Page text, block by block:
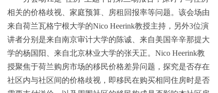
相关的价格歧视、家庭预算、房租回报率等问题。该会场由
来自荷兰瓦格宁根大学的Nico Heerink教授主持，另外3位演
讲者分别是来自南京审计大学的陈诚、来自美国辛辛那提大
学的杨国阳、来自北京林业大学的张天正。Nico Heerink教
授聚焦于荷兰购房市场的移民价格差异问题，探究是否存在
社区内与社区间的价格歧视，即移民在购买相同住房时是否